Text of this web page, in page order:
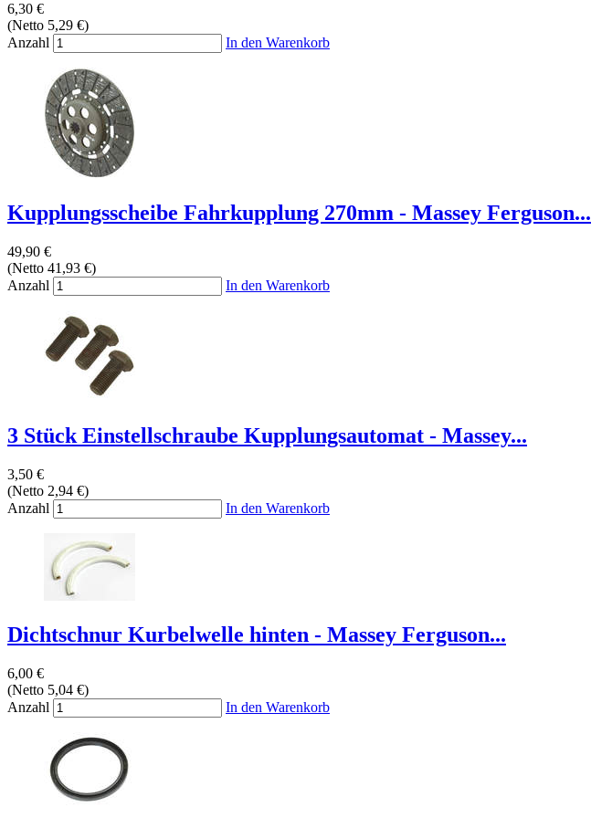
6,30 €
(Netto 5,29 €)
Anzahl
In den Warenkorb
Kupplungsscheibe Fahrkupplung 270mm - Massey Ferguson...
49,90 €
(Netto 41,93 €)
Anzahl
In den Warenkorb
3 Stück Einstellschraube Kupplungsautomat - Massey...
3,50 €
(Netto 2,94 €)
Anzahl
In den Warenkorb
Dichtschnur Kurbelwelle hinten - Massey Ferguson...
6,00 €
(Netto 5,04 €)
Anzahl
In den Warenkorb